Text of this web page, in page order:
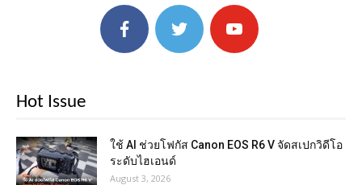
Hot Issue
ใช้ AI ช่วยโฟกัส Canon EOS R6 V จัดสเปกวิดีโอ
ระดับไฮเอนด์
August 3, 2026